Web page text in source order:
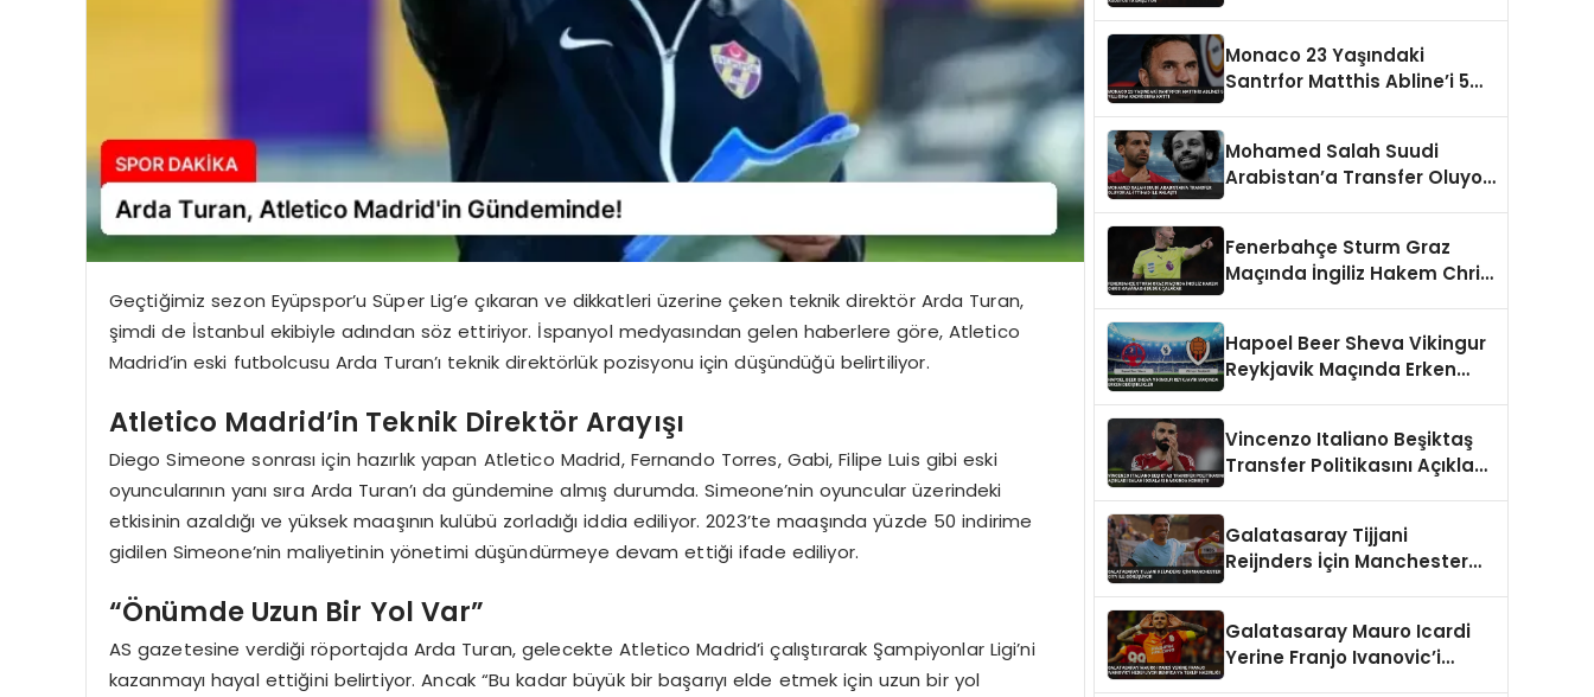
Geçtiğimiz sezon Eyüpspor’u Süper Lig’e çıkaran ve dikkatleri üzerine çeken teknik direktör Arda Turan,
şimdi de İstanbul ekibiyle adından söz ettiriyor. İspanyol medyasından gelen haberlere göre, Atletico
Madrid’in eski futbolcusu Arda Turan’ı teknik direktörlük pozisyonu için düşündüğü belirtiliyor.
Atletico Madrid’in Teknik Direktör Arayışı
Diego Simeone sonrası için hazırlık yapan Atletico Madrid, Fernando Torres, Gabi, Filipe Luis gibi eski
oyuncularının yanı sıra Arda Turan’ı da gündemine almış durumda. Simeone’nin oyuncular üzerindeki
etkisinin azaldığı ve yüksek maaşının kulübü zorladığı iddia ediliyor. 2023’te maaşında yüzde 50 indirime
gidilen Simeone’nin maliyetinin yönetimi düşündürmeye devam ettiği ifade ediliyor.
“Önümde Uzun Bir Yol Var”
AS gazetesine verdiği röportajda Arda Turan, gelecekte Atletico Madrid’i çalıştırarak Şampiyonlar Ligi’ni
kazanmayı hayal ettiğini belirtiyor. Ancak “Bu kadar büyük bir başarıyı elde etmek için uzun bir yol
Monaco 23 Yaşındaki
Santrfor Matthis Abline’i 5
Mohamed Salah Suudi
Arabistan’a Transfer Oluyor
Fenerbahçe Sturm Graz
Maçında İngiliz Hakem Chris
Hapoel Beer Sheva Vikingur
Reykjavik Maçında Erken
Vincenzo Italiano Beşiktaş
Transfer Politikasını Açıkladı
Galatasaray Tijjani
Reijnders İçin Manchester
Galatasaray Mauro Icardi
Yerine Franjo Ivanovic’i